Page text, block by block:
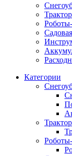
Категории